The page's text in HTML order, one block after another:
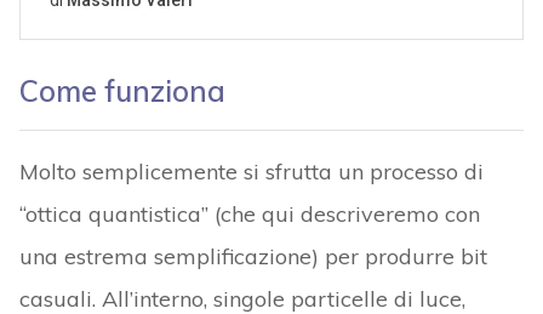
Come funziona
Molto semplicemente si sfrutta un processo di
“ottica quantistica” (che qui descriveremo con
una estrema semplificazione) per produrre bit
casuali. All’interno, singole particelle di luce,